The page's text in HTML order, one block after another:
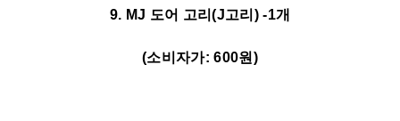
9. MJ 도어 고리(J고리) -1개
(소비자가: 600원)